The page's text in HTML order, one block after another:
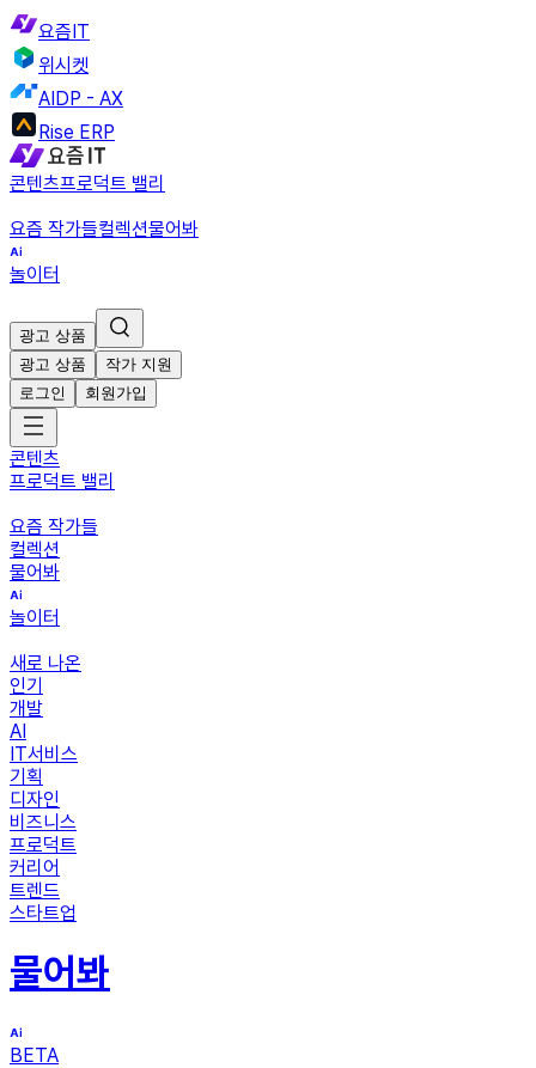
요즘IT
위시켓
AIDP - AX
Rise ERP
콘텐츠프로덕트 밸리
요즘 작가들컬렉션물어봐
놀이터
광고 상품
광고 상품
작가 지원
로그인
회원가입
콘텐츠
프로덕트 밸리
요즘 작가들
컬렉션
물어봐
놀이터
새로 나온
인기
개발
AI
IT서비스
기획
디자인
비즈니스
프로덕트
커리어
트렌드
스타트업
물어봐
BETA